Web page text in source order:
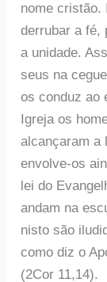
nome cristão.
derrubar a fé,
a unidade.
seus na
os conduz ao
Igreja os
alcançaram a
envolve-os
lei do
andam na
nisto são
como diz o
(2Cor 11,14).